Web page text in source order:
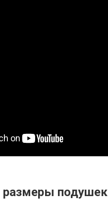
размеры подушек